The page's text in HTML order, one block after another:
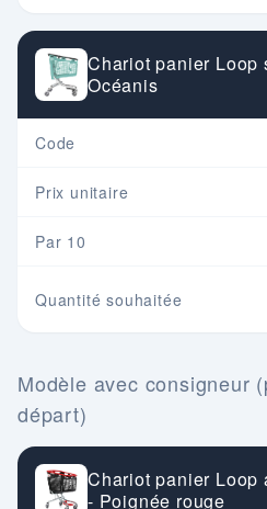
Chariot panier Loop
Océanis
Code
Prix unitaire
Par 10
Quantité souhaitée
Modèle avec consigneur
départ)
Chariot panier Loop
- Poignée rouge